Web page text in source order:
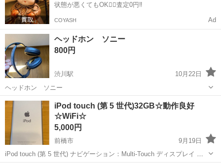
状態が悪くてもOK🙆‍♀️査定0円‼️
COYASH Ad
ヘッドホン ソニー
800円
渋川駅
10月22日
ヘッドホン ソニー
群馬 渋川市 ポータブルプレーヤー ヘッドホン
iPod touch (第 5 世代)32GB☆動作良好
☆WiFi☆
5,000円
前橋市
9月19日
iPod touch (第 5 世代) ナビゲーション：Multi-Touch ディスプレイ 容